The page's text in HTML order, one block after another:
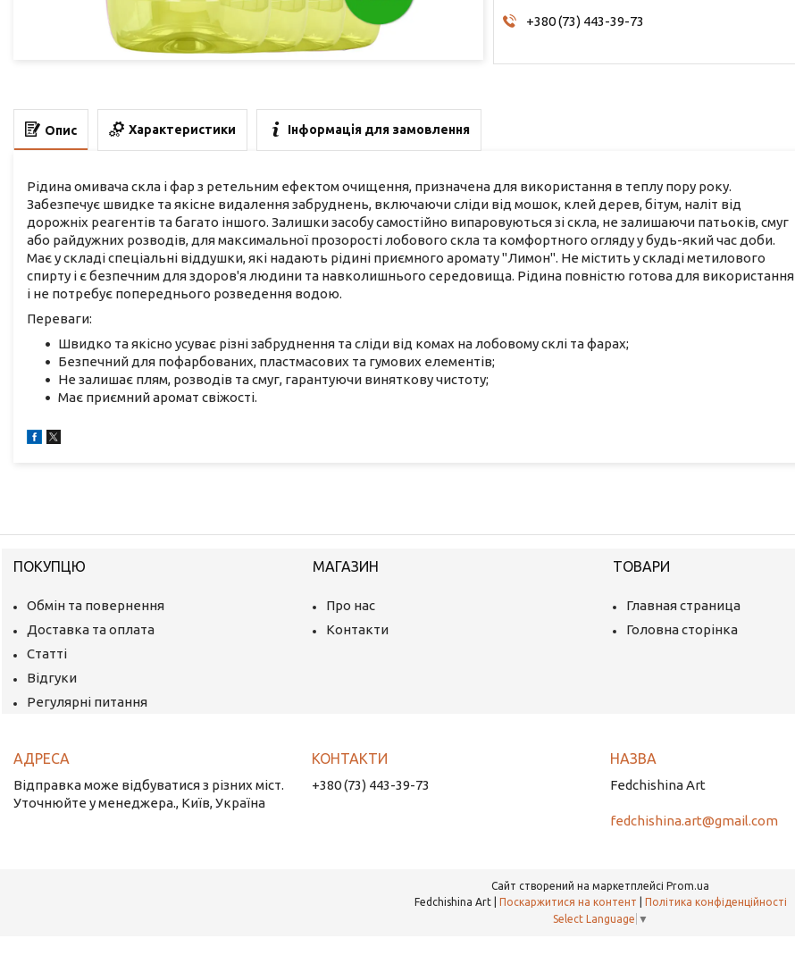
+380 (73) 443-39-73
Опис Характеристики Інформація для замовлення
Рідина омивача скла і фар з ретельним ефектом очищення, призначена для використання в теплу пору року.
Забезпечує швидке та якісне видалення забруднень, включаючи сліди від мошок, клей дерев, бітум, наліт від
дорожніх реагентів та багато іншого. Залишки засобу самостійно випаровуються зі скла, не залишаючи патьоків, смуг
або райдужних розводів, для максимальної прозорості лобового скла та комфортного огляду у будь-який час доби.
Має у складі спеціальні віддушки, які надають рідині приємного аромату "Лимон". Не містить у складі метилового
спирту і є безпечним для здоров'я людини та навколишнього середовища. Рідина повністю готова для використання
і не потребує попереднього розведення водою.
Переваги:
Швидко та якісно усуває різні забруднення та сліди від комах на лобовому склі та фарах;
Безпечний для пофарбованих, пластмасових та гумових елементів;
Не залишає плям, розводів та смуг, гарантуючи виняткову чистоту;
Має приємний аромат свіжості.
ПОКУПЦЮ
Обмін та повернення
Доставка та оплата
Статті
Відгуки
Регулярні питання
МАГАЗИН
Про нас
Контакти
ТОВАРИ
Главная страница
Головна сторінка
Відправка може відбуватися з різних міст.
Уточнюйте у менеджера., Київ, Україна
+380 (73) 443-39-73 Fedchishina Art
fedchishina.art@gmail.com
Сайт створений на маркетплейсі Prom.ua
Поскаржитися на контент
Політика конфіденційності
Select Language ▼